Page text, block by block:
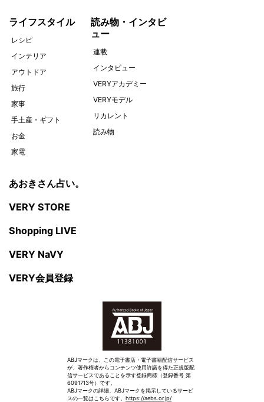
ライフスタイル
レシピ
インテリア
アウトドア
旅行
家事
手土産・ギフト
お金
家電
読み物・インタビ
ュー
連載
インタビュー
VERYアカデミー
VERYモデル
リカレント
読み物
あおきさん占い。
VERY STORE
Shopping LIVE
VERY NaVY
VERY会員登録
ABJマークは、この電子書店・電子書籍配信サービス
が、著作権者からコンテンツ使用許諾を得た正規版配
信サービスであることを示す登録商標（登録番号 第
6091713号）です。
ABJマークの詳細、ABJマークを掲示しているサービ
スの一覧はこちらです。 https://aebs.or.jp/